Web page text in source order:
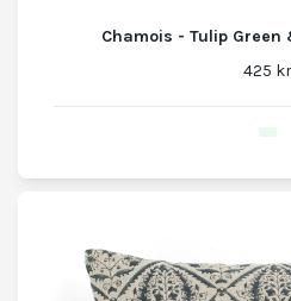
Chamois - Tulip
425 kr